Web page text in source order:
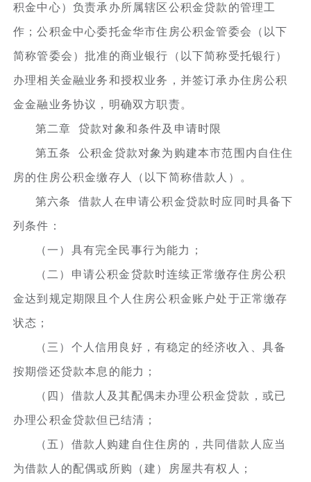
积金中心）负责承办所属辖区公积金贷款的管理工
作；公积金中心委托金华市住房公积金管委会（以下
简称管委会）批准的商业银行（以下简称受托银行）
办理相关金融业务和授权业务，并签订承办住房公积
金金融业务协议，明确双方职责。
第二章 贷款对象和条件及申请时限
第五条 公积金贷款对象为购建本市范围内自住住
房的住房公积金缴存人（以下简称借款人）。
第六条 借款人在申请公积金贷款时应同时具备下
列条件：
（一）具有完全民事行为能力；
（二）申请公积金贷款时连续正常缴存住房公积
金达到规定期限且个人住房公积金账户处于正常缴存
状态；
（三）个人信用良好，有稳定的经济收入、具备
按期偿还贷款本息的能力；
（四）借款人及其配偶未办理公积金贷款，或已
办理公积金贷款但已结清；
（五）借款人购建自住住房的，共同借款人应当
为借款人的配偶或所购（建）房屋共有权人；